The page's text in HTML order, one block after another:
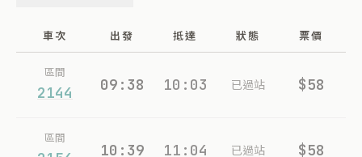
車次 出發 抵達 狀態 票價
區間
2144 09:38 10:03 已過站 $58
區間
10:39 11:04 已過站 $58